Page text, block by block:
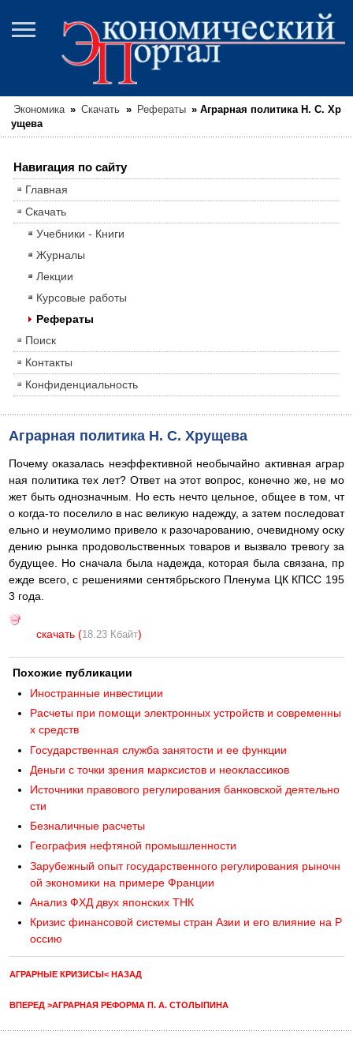
Экономика » Скачать » Рефераты » Аграрная политика Н. С. Хр
ущева
Навигация по сайту
Главная
Скачать
Учебники - Книги
Журналы
Лекции
Курсовые работы
Рефераты
Поиск
Контакты
Конфиденциальность
Аграрная политика Н. С. Хрущева
Почему оказалась неэффективной необычайно активная аграр
ная политика тех лет? Ответ на этот вопрос, конечно же, не мо
жет быть однозначным. Но есть нечто цельное, общее в том, чт
о когда-то поселило в нас великую надежду, а затем последоват
ельно и неумолимо привело к разочарованию, очевидному оску
дению рынка продовольственных товаров и вызвало тревогу за
будущее. Но сначала была надежда, которая была связана, пр
ежде всего, с решениями сентябрьского Пленума ЦК КПСС 195
3 года.
скачать (18.23 Кбайт)
Похожие публикации
Иностранные инвестиции
Расчеты при помощи электронных устройств и современны
х средств
Государственная служба занятости и ее функции
Деньги с точки зрения марксистов и неоклассиков
Источники правового регулирования банковской деятельно
сти
Безналичные расчеты
География нефтяной промышленности
Зарубежный опыт государственного регулирования рыночн
ой экономики на примере Франции
Анализ ФХД двух японских ТНК
Кризис финансовой системы стран Азии и его влияние на Р
оссию
АГРАРНЫЕ КРИЗИСЫ< НАЗАД
ВПЕРЕД >АГРАРНАЯ РЕФОРМА П. А. СТОЛЫПИНА